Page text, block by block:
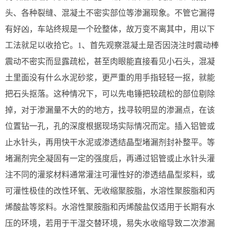
头、各种裂缝、混凝土不密实部位等渗漏现象。不管它漏得
有好凶，车站终规是一个砼整体，故万变不离其中，用以下
工法就足以收拾它。1、首先观察混凝土是否因浇注时震动棒
震动不密实而显露疏松，甚至肉眼能直接看见小石头，混凝
土里面没有什么水泥砂浆，更严重的用手指轻轻一抠，就能
把石头抠落。这种情况下，可以先电锤把较疏松的部位剔除
掉，对于渗漏量不大的的地方，找寻较明显的渗漏点，在该
位置钻一孔，孔的深度根据现场实际情况而定。插入铝管或
止水针头，再用快干水泥或渗透结晶型堵漏剂封补整平。等
堵漏剂完全凝固有一定的强度后，再通过铝管或止水针头灌
注不同的灌浆材料通常灌注可灌性好的渗透结晶型浆料，或
可灌性极佳的改性环氧、无收缩聚胺脂，水溶性聚胺脂和丙
烯酸盐等浆料。水溶性聚胺脂和丙烯酸盐仅适用于长期有水
压的环境，若用于干湿交替环境，易失水收缩导致二次渗漏